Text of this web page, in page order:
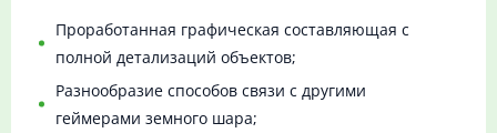
Проработанная графическая составляющая с
полной детализаций объектов;
Разнообразие способов связи с другими
геймерами земного шара;